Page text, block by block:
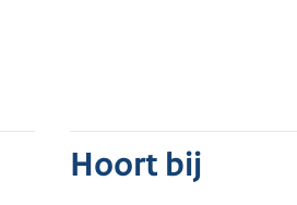
Hoort bij